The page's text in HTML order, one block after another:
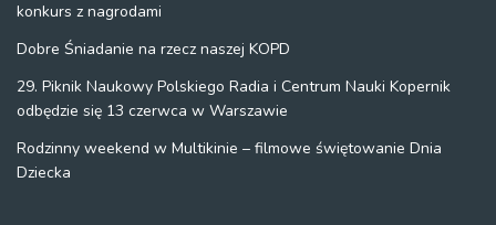
konkurs z nagrodami
Dobre Śniadanie na rzecz naszej KOPD
29. Piknik Naukowy Polskiego Radia i Centrum Nauki Kopernik
odbędzie się 13 czerwca w Warszawie
Rodzinny weekend w Multikinie – filmowe świętowanie Dnia
Dziecka